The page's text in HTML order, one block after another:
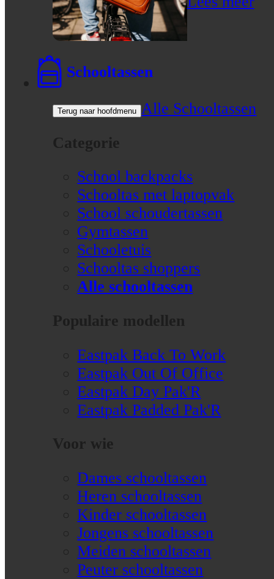
Schooltassen
Terug naar hoofdmenu Alle Schooltassen
Categorie
School backpacks
Schooltas met laptopvak
School schoudertassen
Gymtassen
Schooletuis
Schooltas shoppers
Alle schooltassen
Populaire modellen
Eastpak Back To Work
Eastpak Out Of Office
Eastpak Day Pak'R
Eastpak Padded Pak'R
Voor wie
Dames schooltassen
Heren schooltassen
Kinder schooltassen
Jongens schooltassen
Meiden schooltassen
Peuter schooltassen